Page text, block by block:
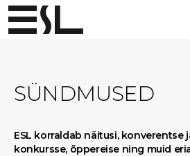
SÜNDMUSED
ESL korraldab näitusi, konverentse
konkursse, õppereise ning muid